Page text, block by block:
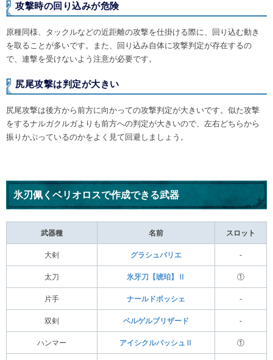
攻撃時の回り込みが危険
原種同様、タックルなどの近距離の攻撃を仕掛ける際に、回り込む動き
を取ることが多いです。また、回り込み自体に攻撃判定が存在するの
で、連撃を受けないよう注意が必要です。
尻尾攻撃は判定が大きい
尻尾攻撃は後方から前方に向かっての攻撃判定が大きいです。似た攻撃
をするナルガクルガよりも前方への判定が大きいので、左右どちらから
振りかぶっているのかをよく見て回避しましょう。
氷刃佩くベリオロスで作成できる武器
武器種 名前 スロット
大剣 グラシュバリエ -
太刀 氷牙刀【琥珀】Ⅱ ①
片手 ナールドボッシェ -
双剣 ベルゲルブリザード -
ハンマー アイシクルバッシュⅡ ①